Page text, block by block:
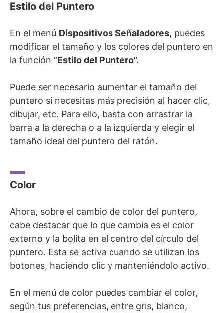
Estilo del Puntero
En el menú Dispositivos Señaladores, puedes
modificar el tamaño y los colores del puntero en
la función “Estilo del Puntero“.
Puede ser necesario aumentar el tamaño del
puntero si necesitas más precisión al hacer clic,
dibujar, etc. Para ello, basta con arrastrar la
barra a la derecha o a la izquierda y elegir el
tamaño ideal del puntero del ratón.
Color
Ahora, sobre el cambio de color del puntero,
cabe destacar que lo que cambia es el color
externo y la bolita en el centro del círculo del
puntero. Esta se activa cuando se utilizan los
botones, haciendo clic y manteniéndolo activo.
En el menú de color puedes cambiar el color,
según tus preferencias, entre gris, blanco,